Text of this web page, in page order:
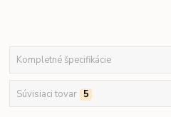
Kompletné špecifikácie
Súvisiaci tovar 5